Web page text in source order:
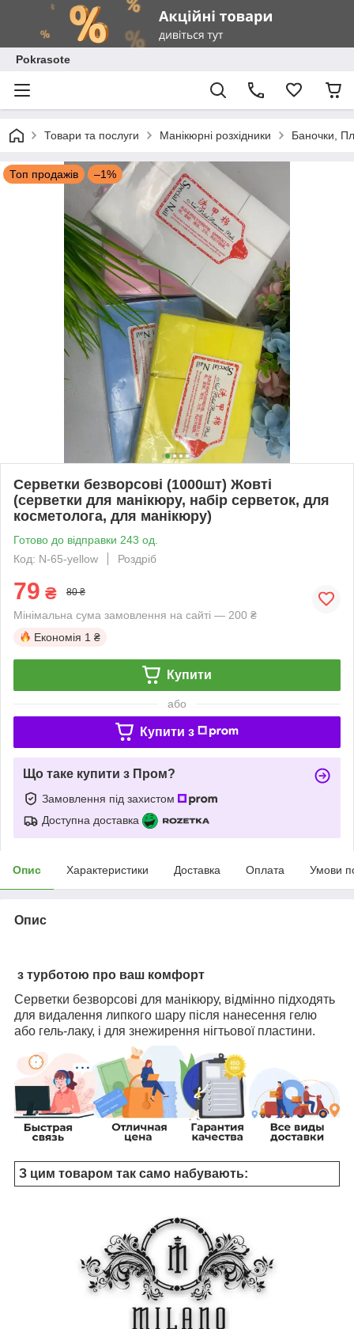
Pokrasote
Товари та послуги Манікюрні розхідники Баночки,
Топ продажів –1%
Серветки безворсові (1000шт) Жовті
(серветки для манікюру, набір серветок, для
косметолога, для манікюру)
Готово до відправки 243 од.
Код: N-65-yellow
Роздріб
79 ₴ 80 ₴
Мінімальна сума замовлення на сайті — 200 ₴
Економія 1 ₴
Купити
або
Купити з
Що таке купити з Пром?
Замовлення під захистом
Доступна доставка
Опис Характеристики Доставка Оплата Умови
Опис
з турботою про ваш комфорт
Серветки безворсові для манікюру, відмінно підходять
для видалення липкого шару після нанесення гелю
або гель-лаку, і для знежирення нігтьової пластини.
З цим товаром так само набувають: